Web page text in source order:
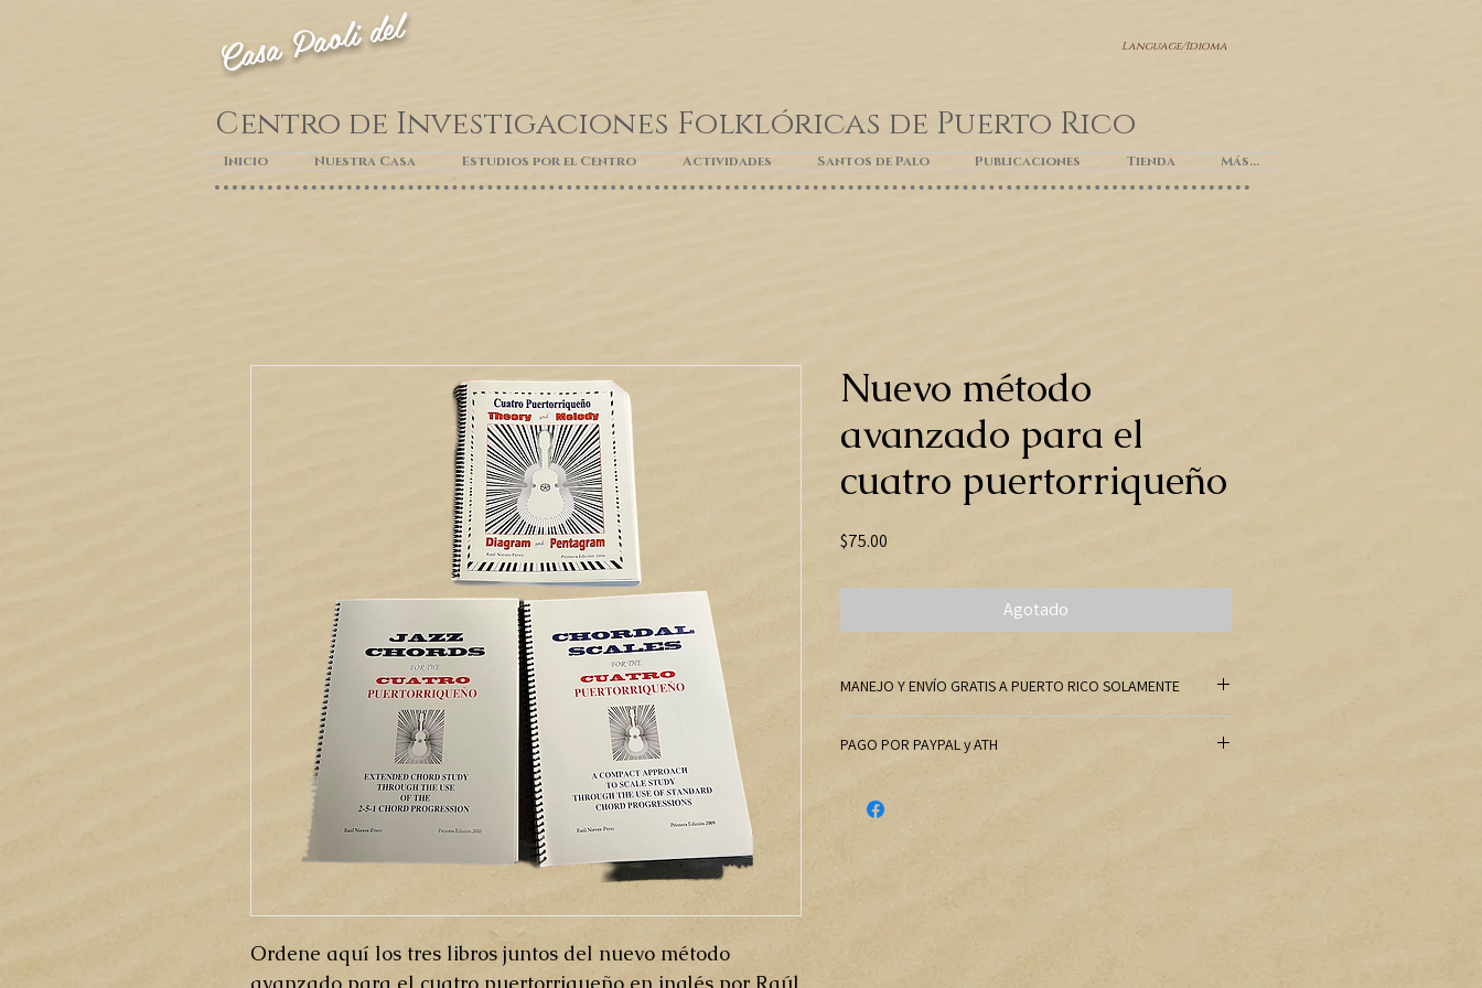
Casa Paoli del Language/Idioma
Centro de Investigaciones Folklóricas de Puerto Rico
Inicio Nuestra Casa Estudios por el Centro Actividades Santos de Palo Publicaciones Tienda Más...
Ordene aquí los tres libros juntos del nuevo método
Nuevo método
avanzado para el
cuatro puertorriqueño
$75.00
Agotado
MANEJO Y ENVÍO GRATIS A PUERTO RICO SOLAMENTE
PAGO POR PAYPAL y ATH
lamentablemente, tenemos que requerir un pago